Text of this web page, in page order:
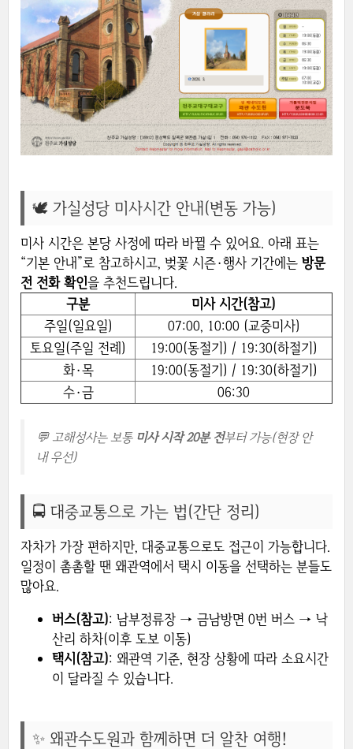
🕊 가실성당 미사시간 안내(변동 가능)
미사 시간은 본당 사정에 따라 바뀔 수 있어요. 아래 표는
“기본 안내”로 참고하시고, 벚꽃 시즌·행사 기간에는 방문
전 전화 확인을 추천드립니다.
구분
미사 시간(참고)
주일(일요일)
07:00, 10:00 (교중미사)
토요일(주일 전례)
19:00(동절기) / 19:30(하절기)
화·목
19:00(동절기) / 19:30(하절기)
수·금
06:30
💬 고해성사는 보통 미사 시작 20분 전부터 가능(현장 안
내 우선)
🚍 대중교통으로 가는 법(간단 정리)
자차가 가장 편하지만, 대중교통으로도 접근이 가능합니다.
일정이 촘촘할 땐 왜관역에서 택시 이동을 선택하는 분들도
많아요.
버스(참고): 남부정류장 → 금남방면 0번 버스 → 낙
산리 하차(이후 도보 이동)
택시(참고): 왜관역 기준, 현장 상황에 따라 소요시간
이 달라질 수 있습니다.
✨ 왜관수도원과 함께하면 더 알찬 여행!